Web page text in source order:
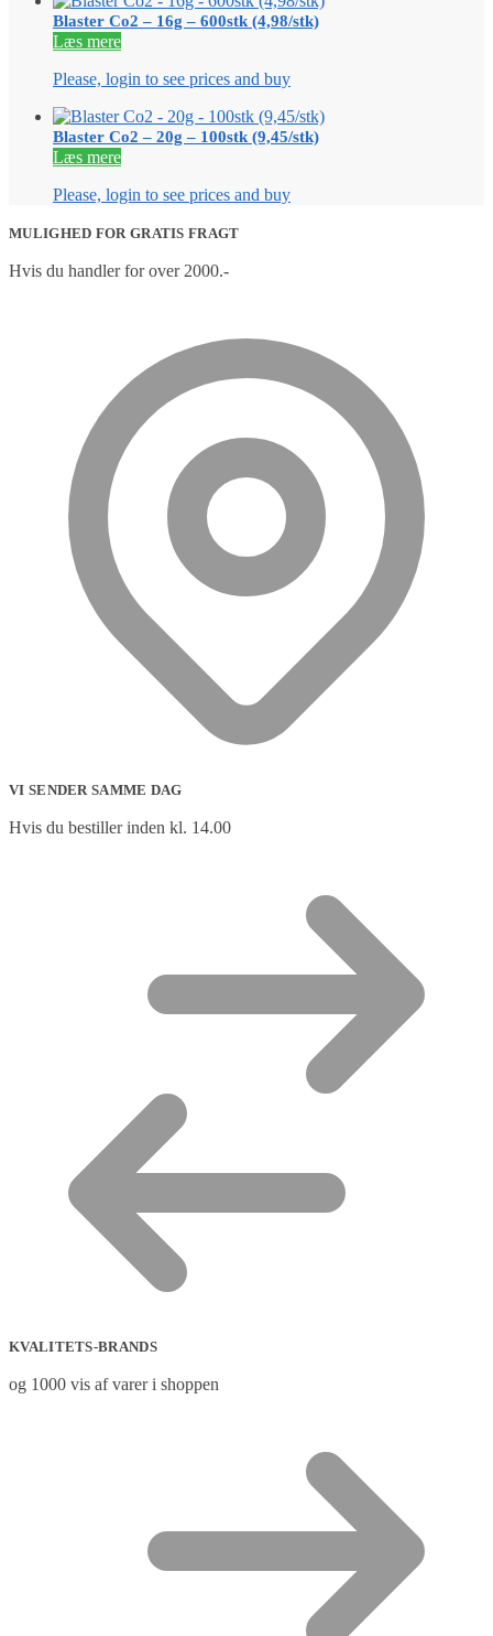
Blaster Co2 – 16g – 600stk (4,98/stk)
Læs mere
Please, login to see prices and buy
Blaster Co2 – 20g – 100stk (9,45/stk)
Læs mere
Please, login to see prices and buy
MULIGHED FOR GRATIS FRAGT
Hvis du handler for over 2000.-
VI SENDER SAMME DAG
Hvis du bestiller inden kl. 14.00
KVALITETS-BRANDS
og 1000 vis af varer i shoppen